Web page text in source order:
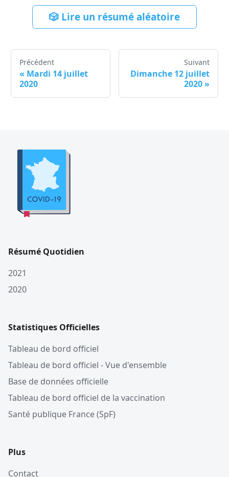
🎲 Lire un résumé aléatoire
Précédent
« Mardi 14 juillet
2020
Suivant
Dimanche 12 juillet
2020 »
Résumé Quotidien
2021
2020
Statistiques Officielles
Tableau de bord officiel
Tableau de bord officiel - Vue d'ensemble
Base de données officielle
Tableau de bord officiel de la vaccination
Santé publique France (SpF)
Plus
Contact